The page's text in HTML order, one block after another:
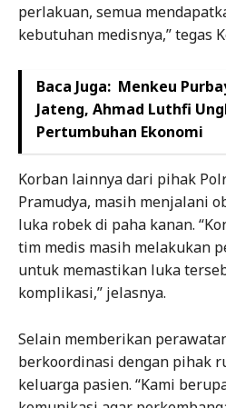
perlakuan, semua
kebutuhan medisnya,” tegas
Baca Juga: Menkeu
Jateng, Ahmad Luthfi
Pertumbuhan Ekonomi
Korban lainnya dari pihak
Pramudya, masih menjalani
luka robek di paha kanan.
tim medis masih melakukan
untuk memastikan luka
komplikasi,” jelasnya.
Selain memberikan
berkoordinasi dengan pihak
keluarga pasien. “Kami